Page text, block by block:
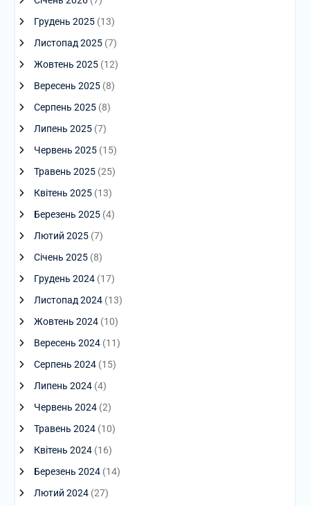
Грудень 2025(13)
Листопад 2025(7)
Жовтень 2025(12)
Вересень 2025(8)
Серпень 2025(8)
Липень 2025(7)
Червень 2025(15)
Травень 2025(25)
Квітень 2025(13)
Березень 2025(4)
Лютий 2025(7)
Січень 2025(8)
Грудень 2024(17)
Листопад 2024(13)
Жовтень 2024(10)
Вересень 2024(11)
Серпень 2024(15)
Липень 2024(4)
Червень 2024(2)
Травень 2024(10)
Квітень 2024(16)
Березень 2024(14)
Лютий 2024(27)